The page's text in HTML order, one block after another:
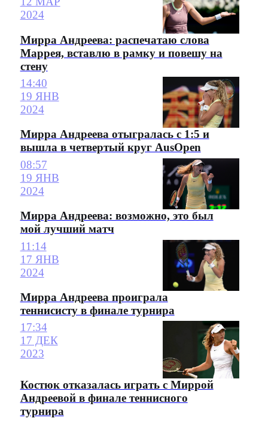
2024
Мирра Андреева: распечатаю слова
Маррея, вставлю в рамку и повешу на
стену
14:40
19 ЯНВ
2024
Мирра Андреева отыгралась с 1:5 и
вышла в четвертый круг AusOpen
08:57
19 ЯНВ
2024
Мирра Андреева: возможно, это был
мой лучший матч
11:14
17 ЯНВ
2024
Мирра Андреева проиграла
теннисисту в финале турнира
17:34
17 ДЕК
2023
Костюк отказалась играть с Миррой
Андреевой в финале теннисного
турнира